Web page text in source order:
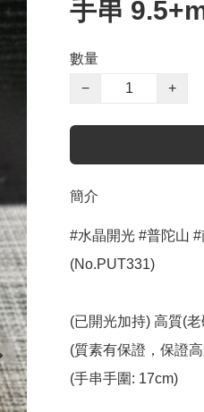
手串
數量
−
+
簡介
#水晶開光 #普陀山
(No.PUT331)
(已開光加持) 高質(
(質素有保證，保證
(手串手圍: 17cm)